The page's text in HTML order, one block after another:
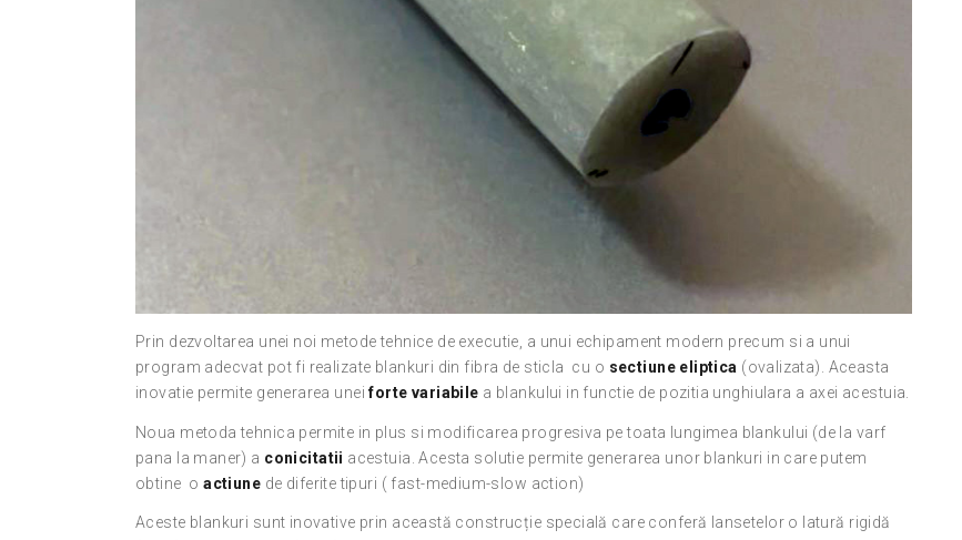
Prin dezvoltarea unei noi metode tehnice de executie, a unui echipament modern precum si a unui
program adecvat pot fi realizate blankuri din fibra de sticla cu o sectiune eliptica (ovalizata). Aceasta
inovatie permite generarea uneiforte variabile a blankului in functie de pozitia unghiulara a axei acestuia.
Noua metoda tehnica permite in plus si modificarea progresiva pe toata lungimea blankului (de la varf
pana la maner) a conicitatii acestuia. Acesta solutie permite generarea unor blankuri in care putem
obtine o actiune de diferite tipuri ( fast-medium-slow action)
Aceste blankuri sunt inovative prin această construcție specială care conferă lansetelor o latură rigidă